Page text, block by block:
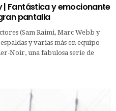
| Fantástica y emocionante
pantalla
(Sam Raimi, Marc Webb y
y varias más en equipo
Noir, una fabulosa serie de